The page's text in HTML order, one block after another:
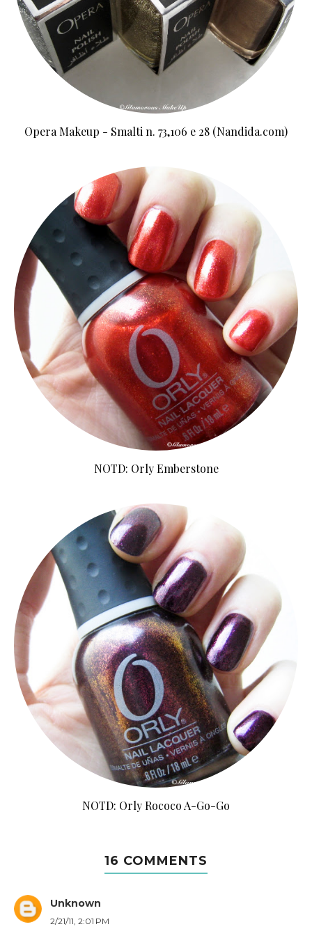
Opera Makeup - Smalti n. 73,106 e 28 (Nandida.com)
NOTD: Orly Emberstone
NOTD: Orly Rococo A-Go-Go
16 COMMENTS
Unknown
2/21/11, 2:01 PM